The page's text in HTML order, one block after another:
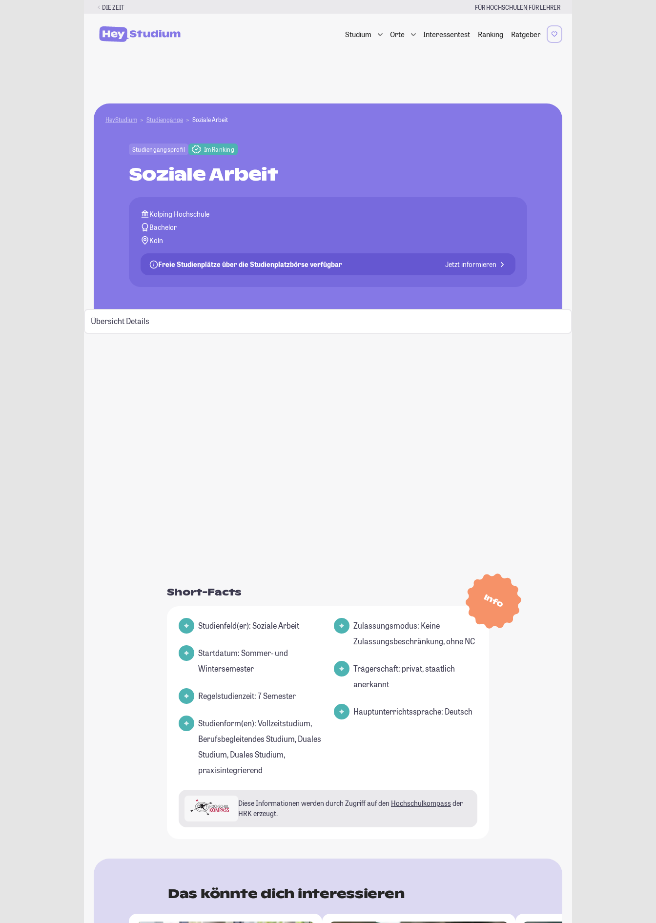
DIE ZEIT FÜR HOCHSCHULEN|FÜR LEHRER
Studium Orte Interessentest Ranking Ratgeber
HeyStudium Studiengänge Soziale Arbeit
Studiengangsprofil Im Ranking
Soziale Arbeit
Kolping Hochschule
Bachelor
Köln
Freie Studienplätze über die Studienplatzbörse verfügbar Jetzt informieren
Übersicht Details
Info
Short-Facts
Studienfeld(er): Soziale Arbeit
Startdatum: Sommer- und
Wintersemester
Regelstudienzeit: 7 Semester
Studienform(en): Vollzeitstudium,
Berufsbegleitendes Studium, Duales
Studium, Duales Studium,
praxisintegrierend
Zulassungsmodus: Keine
Zulassungsbeschränkung, ohne NC
Trägerschaft: privat, staatlich
anerkannt
Hauptunterrichtssprache: Deutsch
Diese Informationen werden durch Zugriff auf den Hochschulkompass der
HRK erzeugt.
Das könnte dich interessieren